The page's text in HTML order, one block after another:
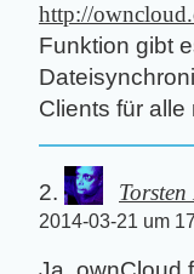
http://
Funktion gibt
Clients für
Torsten
2014-03-21 um